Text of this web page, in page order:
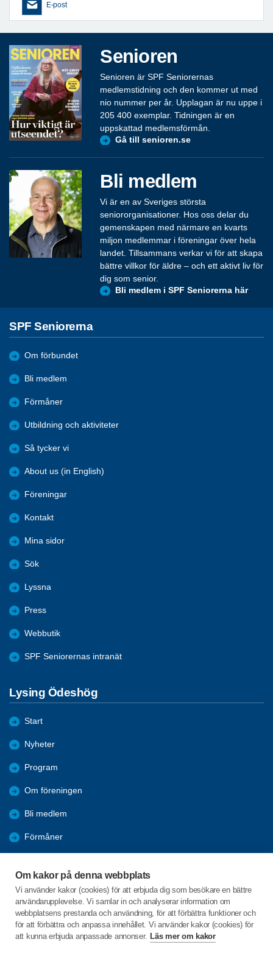
Om kakor på denna webbplats
Vi använder kakor (cookies) för att erbjuda dig som besökare en bättre
användarupplevelse. Vi samlar in och analyserar information om
webbplatsens prestanda och användning, för att förbättra funktioner och
för att förbättra och anpassa innehållet. Vi använder kakor (cookies) för
att kunna erbjuda anpassade annonser. Läs mer om kakor
E-post
Senioren
Senioren är SPF Seniorernas
medlemstidning och den kommer ut med
nio nummer per år. Upplagan är nu uppe i
205 400 exemplar. Tidningen är en
uppskattad medlemsförmån.
Gå till senioren.se
Bli medlem
Vi är en av Sveriges största
seniororganisationer. Hos oss delar du
gemenskapen med närmare en kvarts
miljon medlemmar i föreningar över hela
landet. Tillsammans verkar vi för att skapa
bättre villkor för äldre – och ett aktivt liv för
dig som senior.
Bli medlem i SPF Seniorerna här
SPF Seniorerna
Om förbundet
Bli medlem
Förmåner
Utbildning och aktiviteter
Så tycker vi
About us (in English)
Föreningar
Kontakt
Mina sidor
Sök
Lyssna
Press
Webbutik
SPF Seniorernas intranät
Lysing Ödeshög
Start
Nyheter
Program
Om föreningen
Bli medlem
Förmåner
Bildgalleri
C/o:Vivianne Andersson